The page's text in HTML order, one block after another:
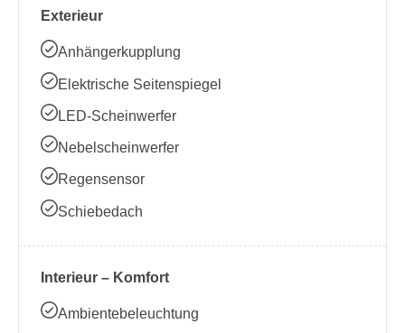
Exterieur
Anhängerkupplung
Elektrische Seitenspiegel
LED-Scheinwerfer
Nebelscheinwerfer
Regensensor
Schiebedach
Interieur – Komfort
Ambientebeleuchtung